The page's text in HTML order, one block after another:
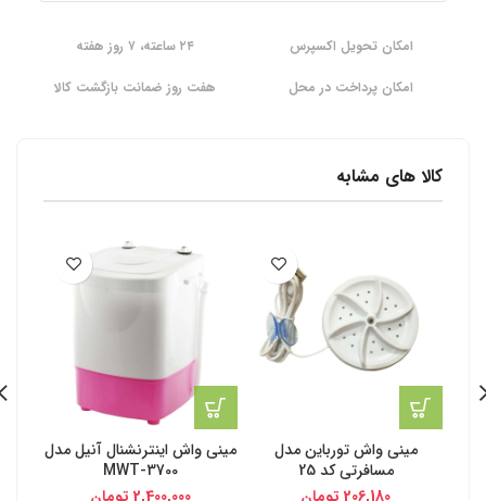
امکان تحویل اکسپرس
۲۴ ساعته، ۷ روز هفته
امکان پرداخت در محل
هفت روز ضمانت بازگشت کالا
کالا های مشابه
مینی واش تورباین مدل
مسافرتی کد 25
مینی واش اینترنشنال آنیل مدل
MWT-3700